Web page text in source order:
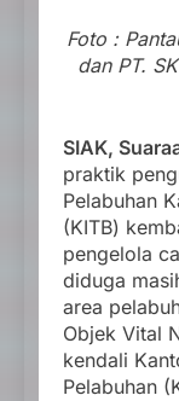
Foto :
dan PT.
SIAK,
praktik
Pelabuhan
(KITB)
pengelola
diduga
area
Objek Vital
kendali
Pelabuhan